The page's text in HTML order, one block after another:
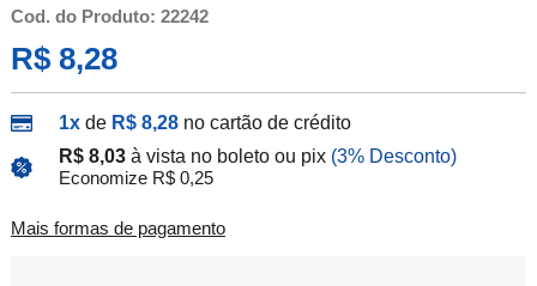
Cod. do Produto: 22242
R$ 8,28
1xde R$ 8,28 no cartão de crédito
R$ 8,03 à vista no boleto ou pix (3% Desconto)
Economize R$ 0,25
Mais formas de pagamento